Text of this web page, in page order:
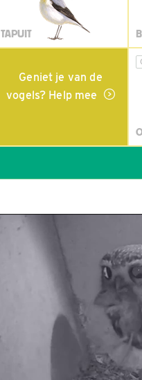
TAPUIT
Geniet je van de
vogels? Help mee